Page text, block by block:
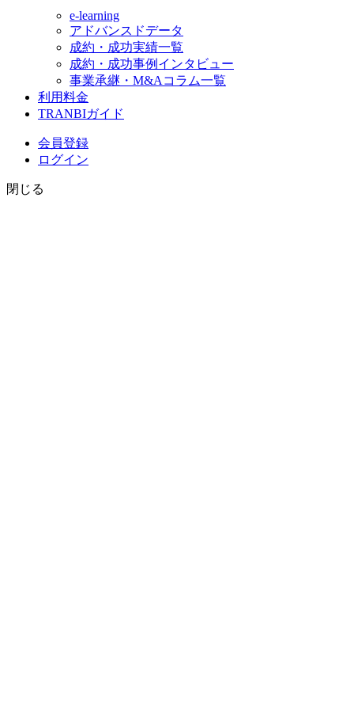
e-learning
アドバンスドデータ
成約・成功実績一覧
成約・成功事例インタビュー
事業承継・M&Aコラム一覧
利用料金
TRANBIガイド
会員登録
ログイン
閉じる